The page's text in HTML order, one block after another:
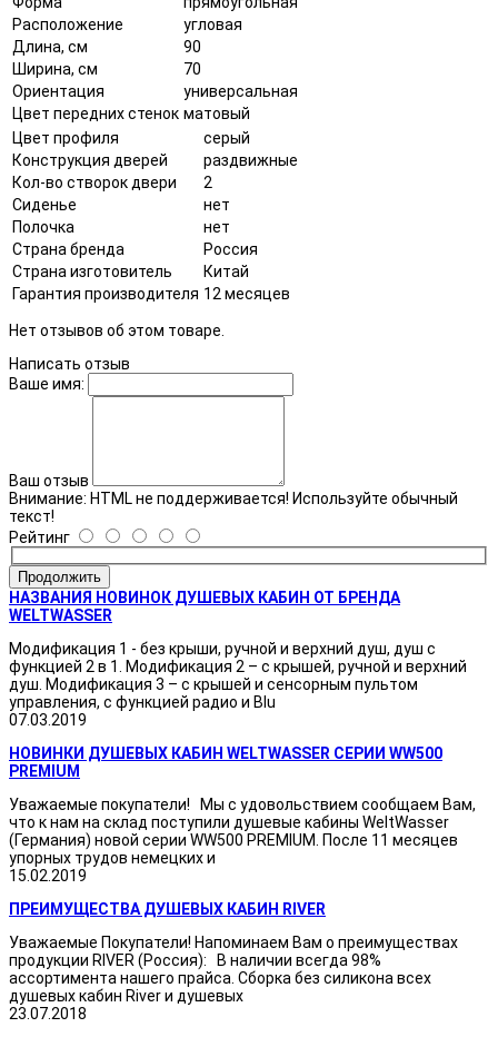
Расположение
угловая
Длина, см
90
Ширина, см
70
Ориентация
универсальная
Цвет передних стенок матовый
Цвет профиля
серый
Конструкция дверей
раздвижные
Кол-во створок двери
2
Сиденье
нет
Полочка
нет
Страна бренда
Россия
Страна изготовитель
Китай
Гарантия производителя 12 месяцев
Нет отзывов об этом товаре.
Написать отзыв
Ваше имя:
Ваш отзыв
Внимание: HTML не поддерживается! Используйте обычный
текст!
Рейтинг
Продолжить
НАЗВАНИЯ НОВИНОК ДУШЕВЫХ КАБИН ОТ БРЕНДА
WELTWASSER
Модификация 1 - без крыши, ручной и верхний душ, душ с
функцией 2 в 1. Модификация 2 – с крышей, ручной и верхний
душ. Модификация 3 – с крышей и сенсорным пультом
управления, с функцией радио и Blu
07.03.2019
НОВИНКИ ДУШЕВЫХ КАБИН WELTWASSER СЕРИИ WW500
PREMIUM
Уважаемые покупатели! Мы с удовольствием сообщаем Вам,
что к нам на склад поступили душевые кабины WeltWasser
(Германия) новой серии WW500 PREMIUM. После 11 месяцев
упорных трудов немецких и
15.02.2019
ПРЕИМУЩЕСТВА ДУШЕВЫХ КАБИН RIVER
Уважаемые Покупатели! Напоминаем Вам о преимуществах
продукции RIVER (Россия): В наличии всегда 98%
ассортимента нашего прайса. Сборка без силикона всех
душевых кабин River и душевых
23.07.2018